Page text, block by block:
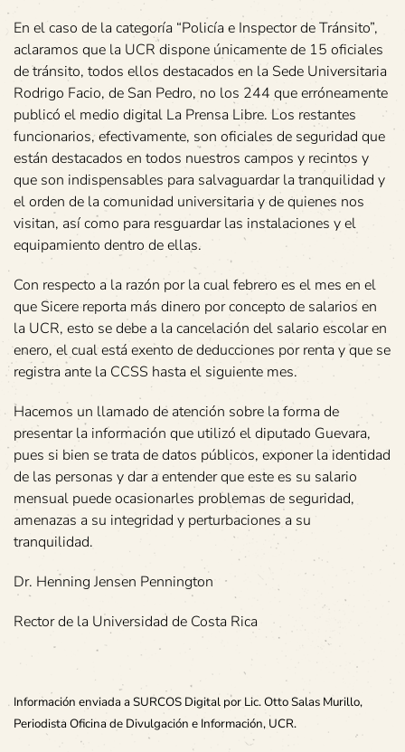
En el caso de la categoría “Policía e Inspector de Tránsito”,
aclaramos que la UCR dispone únicamente de 15 oficiales
de tránsito, todos ellos destacados en la Sede Universitaria
Rodrigo Facio, de San Pedro, no los 244 que erróneamente
publicó el medio digital La Prensa Libre. Los restantes
funcionarios, efectivamente, son oficiales de seguridad que
están destacados en todos nuestros campos y recintos y
que son indispensables para salvaguardar la tranquilidad y
el orden de la comunidad universitaria y de quienes nos
visitan, así como para resguardar las instalaciones y el
equipamiento dentro de ellas.
Con respecto a la razón por la cual febrero es el mes en el
que Sicere reporta más dinero por concepto de salarios en
la UCR, esto se debe a la cancelación del salario escolar en
enero, el cual está exento de deducciones por renta y que se
registra ante la CCSS hasta el siguiente mes.
Hacemos un llamado de atención sobre la forma de
presentar la información que utilizó el diputado Guevara,
pues si bien se trata de datos públicos, exponer la identidad
de las personas y dar a entender que este es su salario
mensual puede ocasionarles problemas de seguridad,
amenazas a su integridad y perturbaciones a su
tranquilidad.
Dr. Henning Jensen Pennington
Rector de la Universidad de Costa Rica
Información enviada a SURCOS Digital por Lic. Otto Salas Murillo,
Periodista Oficina de Divulgación e Información, UCR.